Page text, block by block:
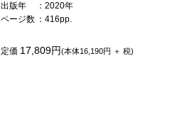
出版年
：2020年
ページ数 ：416pp.
定価 17,809円(本体16,190円 ＋ 税)